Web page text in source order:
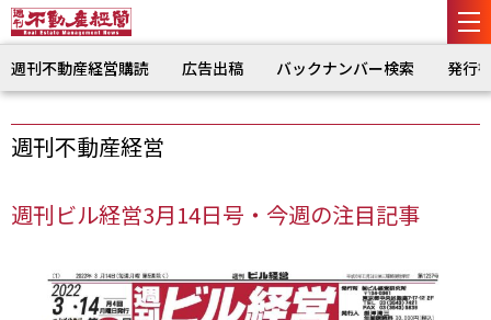
週刊不動産経営購読 広告出稿 バックナンバー検索 発行
週刊不動産経営
週刊ビル経営3月14日号・今週の注目記事